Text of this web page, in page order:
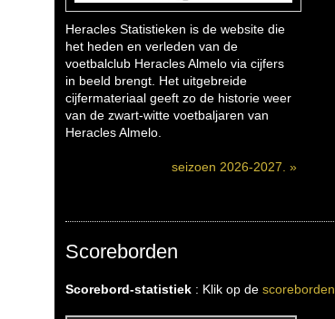
Heracles Statistieken is de website die
het heden en verleden van de
voetbalclub Heracles Almelo via cijfers
in beeld brengt. Het uitgebreide
cijfermateriaal geeft zo de historie weer
van de zwart-witte voetbaljaren van
Heracles Almelo.
seizoen 2026-2027. »
Scoreborden
Scorebord-statistiek : Klik op de scoreborden